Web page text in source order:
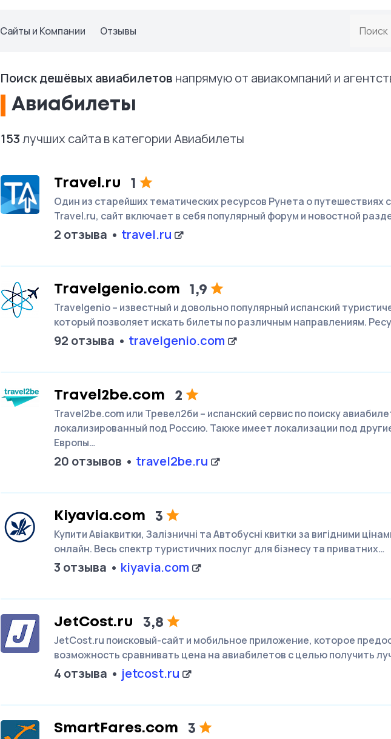
Сайты и Компании Отзывы
Search
Поиск дешёвых авиабилетов напрямую от авиакомпаний и
Авиабилеты
153лучших сайта в категории Авиабилеты
Travel.ru 1
Один из старейших тематических ресурсов Рунета о путешествиях
Travel.ru, сайт включает в себя популярный форум и новостной
2 отзыва travel.ru
Travelgenio.com 1,9
Travelgenio – известный и довольно популярный испанский
который позволяет искать билеты по различным направлениям.
92 отзыва travelgenio.com
Travel2be.com 2
Travel2be.com или Тревел2би – испанский сервис по поиску
локализированный под Россию. Также имеет локализации под
Европы…
20 отзывов travel2be.ru
Kiyavia.com 3
Купити Авіаквитки, Залізничні та Автобусні квитки за вигідними
онлайн. Весь спектр туристичних послуг для бізнесу та приватних…
3 отзыва kiyavia.com
JetCost.ru 3,8
JetCost.ru поисковый-сайт и мобильное приложение, которое
возможность сравнивать цена на авиабилетов с целью получить
4 отзыва jetcost.ru
SmartFares.com 3